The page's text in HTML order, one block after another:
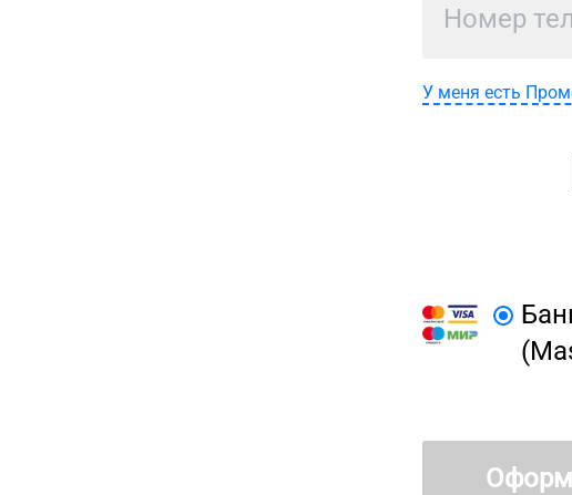
У меня есть